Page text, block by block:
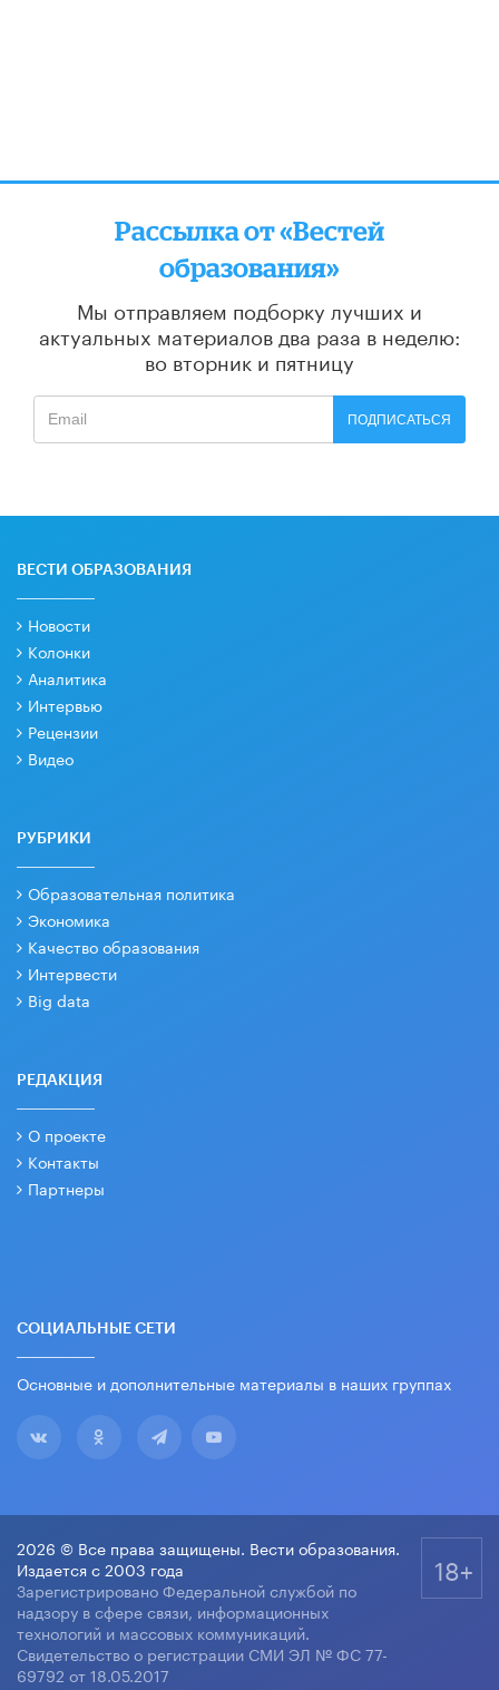
Рассылка от «Вестей
образования»
Мы отправляем подборку лучших и
актуальных материалов два раза в неделю:
во вторник и пятницу
ПОДПИСАТЬСЯ
ВЕСТИ ОБРАЗОВАНИЯ
Новости
Колонки
Аналитика
Интервью
Рецензии
Видео
РУБРИКИ
Образовательная политика
Экономика
Качество образования
Интервести
Big data
РЕДАКЦИЯ
О проекте
Контакты
Партнеры
СОЦИАЛЬНЫЕ СЕТИ
Основные и дополнительные материалы в наших группах
2026 © Все права защищены. Вести образования.
Издается с 2003 года
Зарегистрировано Федеральной службой по
надзору в сфере связи, информационных
технологий и массовых коммуникаций.
Свидетельство о регистрации СМИ ЭЛ № ФС 77-
69792 от 18.05.2017
18+